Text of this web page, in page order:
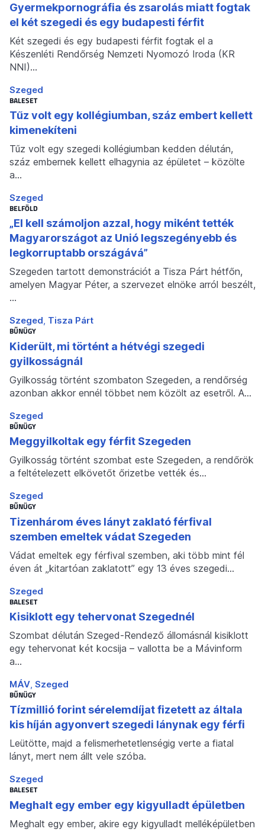
Gyermekpornográfia és zsarolás miatt fogtak
el két szegedi és egy budapesti férfit
Két szegedi és egy budapesti férfit fogtak el a
Készenléti Rendőrség Nemzeti Nyomozó Iroda (KR
NNI)…
Szeged
BALESET
Tűz volt egy kollégiumban, száz embert kellett
kimenekíteni
Tűz volt egy szegedi kollégiumban kedden délután,
száz embernek kellett elhagynia az épületet – közölte
a…
Szeged
BELFÖLD
„El kell számoljon azzal, hogy miként tették
Magyarországot az Unió legszegényebb és
legkorruptabb országává”
Szegeden tartott demonstrációt a Tisza Párt hétfőn,
amelyen Magyar Péter, a szervezet elnöke arról beszélt,
…
Szeged Tisza Párt
BŰNÜGY
Kiderült, mi történt a hétvégi szegedi
gyilkosságnál
Gyilkosság történt szombaton Szegeden, a rendőrség
azonban akkor ennél többet nem közölt az esetről. A…
Szeged
BŰNÜGY
Meggyilkoltak egy férfit Szegeden
Gyilkosság történt szombat este Szegeden, a rendőrök
a feltételezett elkövetőt őrizetbe vették és…
Szeged
BŰNÜGY
Tizenhárom éves lányt zaklató férfival
szemben emeltek vádat Szegeden
Vádat emeltek egy férfival szemben, aki több mint fél
éven át „kitartóan zaklatott” egy 13 éves szegedi…
Szeged
BALESET
Kisiklott egy tehervonat Szegednél
Szombat délután Szeged-Rendező állomásnál kisiklott
egy tehervonat két kocsija – vallotta be a Mávinform
a…
MÁV Szeged
BŰNÜGY
Tízmillió forint sérelemdíjat fizetett az általa
kis híján agyonvert szegedi lánynak egy férfi
Leütötte, majd a felismerhetetlenségig verte a fiatal
lányt, mert nem állt vele szóba.
Szeged
BALESET
Meghalt egy ember egy kigyulladt épületben
Meghalt egy ember, akire egy kigyulladt melléképületben